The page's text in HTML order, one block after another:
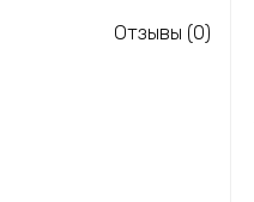
Отзывы (0)